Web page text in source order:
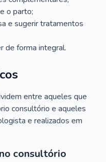
o parto;
e sugerir tratamentos
de forma integral.
entre aqueles que
consultório e aqueles
e realizados em
consultório